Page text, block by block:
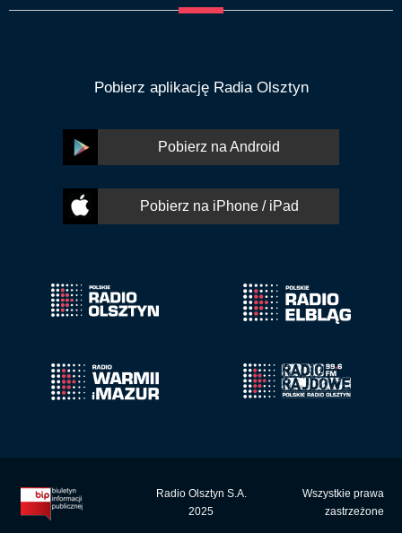
Pobierz aplikację Radia Olsztyn
Pobierz na Android
Pobierz na iPhone / iPad
Radio Olsztyn S.A.
2025
Wszystkie prawa
zastrzeżone